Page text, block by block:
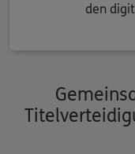
den